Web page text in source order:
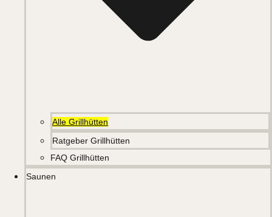
Alle Grillhütten
Ratgeber Grillhütten
FAQ Grillhütten
Saunen